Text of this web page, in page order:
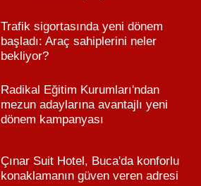
Trafik sigortasında yeni dönem
başladı: Araç sahiplerini neler
bekliyor?
Radikal Eğitim Kurumları'ndan
mezun adaylarına avantajlı yeni
dönem kampanyası
Çınar Suit Hotel, Buca'da konforlu
konaklamanın güven veren adresi